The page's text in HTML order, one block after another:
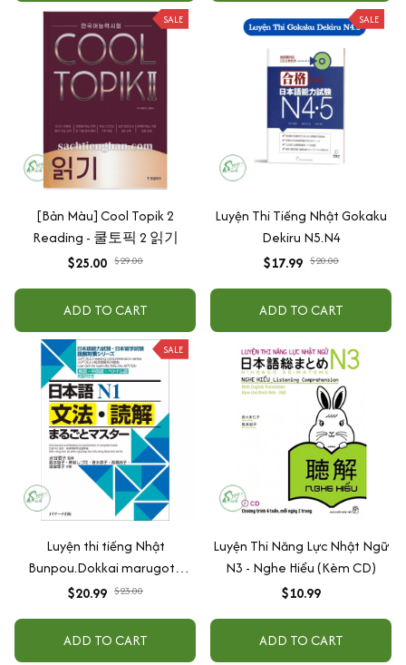
SALE
[Bản Màu] Cool Topik 2
Reading - 쿨토픽 2 읽기
$25.00 $29.00
ADD TO CART
SALE
Luyện Thi Tiếng Nhật Gokaku
Dekiru N5.N4
$17.99 $20.00
ADD TO CART
SALE
Luyện thi tiếng Nhật
Bunpou.Dokkai marugoto
masuta N1
$20.99 $23.00
ADD TO CART
Luyện Thi Năng Lực Nhật Ngữ
N3 - Nghe Hiểu (Kèm CD)
$10.99
ADD TO CART